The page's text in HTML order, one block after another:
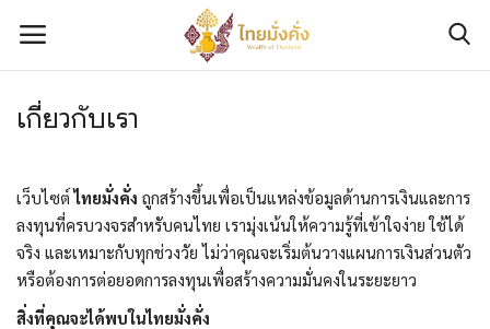
เข้าสู่ระบบ
ติดต่อเรา
เกี่ยวกับเรา
มั่งคั่งทางการเงิน
เกี่ยวกับเรา
เว็บไซต์ไทยมั่งคั่ง ถูกสร้างขึ้นเพื่อเป็นแหล่งข้อมูลด้านการเงินและการ
ลงทุนที่ครบวงจรสำหรับคนไทย เรามุ่งเน้นให้ความรู้ที่เข้าใจง่าย ใช้ได้
จริง และเหมาะกับทุกช่วงวัย ไม่ว่าคุณจะเริ่มต้นวางแผนการเงินส่วนตัว
หรือต้องการต่อยอดการลงทุนเพื่อสร้างความมั่นคงในระยะยาว
สิ่งที่คุณจะได้พบในไทยมั่งคั่ง